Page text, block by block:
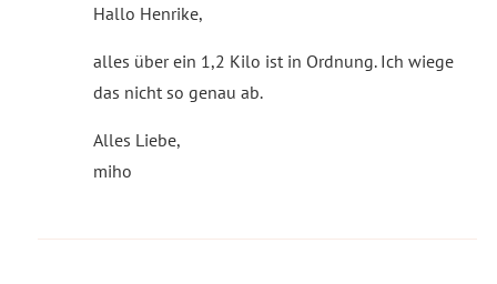
Hallo Henrike,
alles über ein 1,2 Kilo ist in Ordnung. Ich wiege
das nicht so genau ab.
Alles Liebe,
miho